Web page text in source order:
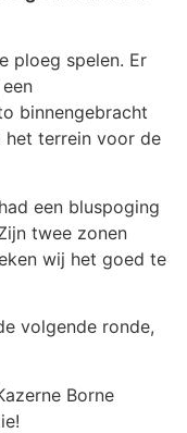
ploeg spelen. Er
binnengebracht
het terrein voor de
een bluspoging
twee zonen
wij het goed te
volgende ronde,
Borne